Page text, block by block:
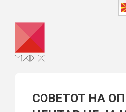
content
СОВЕТОТ НА